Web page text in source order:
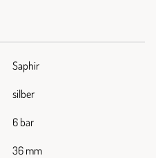
Saphir
silber
6 bar
36 mm